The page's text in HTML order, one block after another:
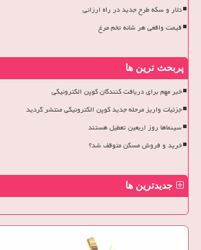
دلار و سکه طرح جدید در راه ارزانی
قیمت واقعی هر شانه تخم مرغ
پربحث ترین ها
خبر مهم برای دریافت کنندگان کوپن الکترونیکی
جزئیات واریز مرحله جدید کوپن الکترونیکی منتشر گردید
سینماها روز اربعین تعطیل هستند
خرید و فروش مسکن متوقف شد؟
جدیدترین ها